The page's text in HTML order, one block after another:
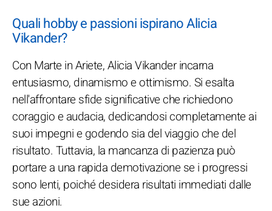
Quali hobby e passioni ispirano Alicia
Vikander?
Con Marte in Ariete, Alicia Vikander incarna
entusiasmo, dinamismo e ottimismo. Si esalta
nell'affrontare sfide significative che richiedono
coraggio e audacia, dedicandosi completamente ai
suoi impegni e godendo sia del viaggio che del
risultato. Tuttavia, la mancanza di pazienza può
portare a una rapida demotivazione se i progressi
sono lenti, poiché desidera risultati immediati dalle
sue azioni.